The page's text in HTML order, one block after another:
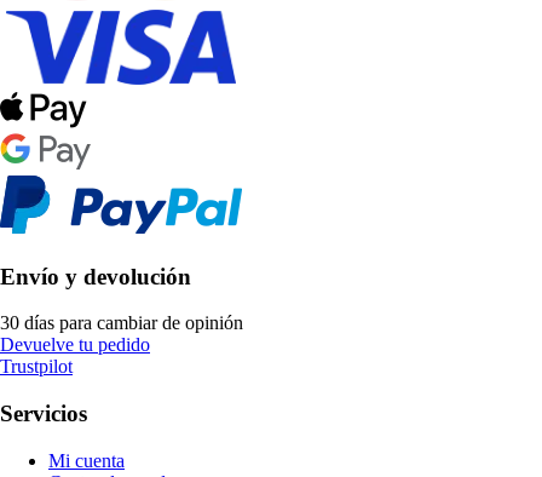
Envío y devolución
30 días para cambiar de opinión
Devuelve tu pedido
Trustpilot
Servicios
Mi cuenta